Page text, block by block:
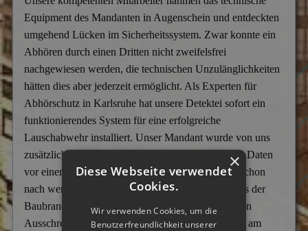
Personalüberprüfung
Produktpiraterie
Sabotage & Beschädigung
Schuldner- & Adresssuche
Schwarzarbeit im Betrieb
Unerlaubter Nebenjob
Versicherungsbetrug
Wanzen- & Lauschabwehr
Wettbewerbsverletzung
Nürnberg
Duisburg
Hannover
Stuttgart
Equipment des Mandanten in Augenschein und entdeckten
umgehend Lücken im Sicherheitssystem. Zwar konnte ein
Abhören durch einen Dritten nicht zweifelsfrei
nachgewiesen werden, die technischen Unzulänglichkeiten
hätten dies aber jederzeit ermöglicht. Als Experten für
Abhörschutz in Karlsruhe hat unsere Detektei sofort ein
funktionierendes System für eine erfolgreiche
Lauschabwehr installiert. Unser Mandant wurde von uns
zusätzlich dafür sensibilisiert, wie er sich und seine Daten
vor einem unberechtigten Zugriff schützen kann. Schon
nach wenigen Wochen konnte der Unternehmer aus der
Baubranche den erfolgreichen Zuschlag in mehreren
Ausschreibungen, darunter unter anderem Arbeiten am
×
Diese Webseite verwendet
Cookies.
Wir verwenden Cookies, um die
Benutzerfreundlichkeit unserer